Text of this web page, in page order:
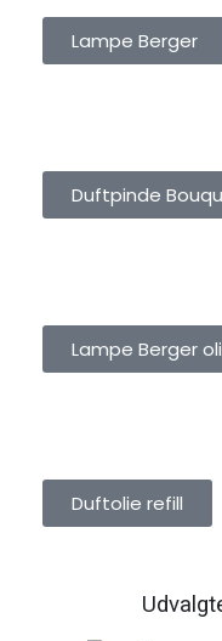
Lampe Berger
Duftpinde
Lampe Berger
Duftolie refill